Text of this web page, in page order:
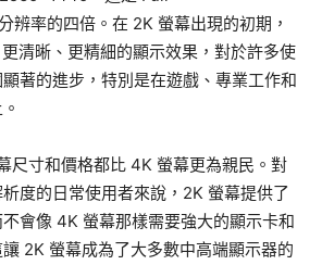
辨率的四倍。在 2K 螢幕出現的初期，
清晰、更精細的顯示效果，對於許多使
著的進步，特別是在遊戲、專業工作和
尺寸和價格都比 4K 螢幕更為親民。對
度的日常使用者來說，2K 螢幕提供了
會像 4K 螢幕那樣需要強大的顯示卡和
2K 螢幕成為了大多數中高端顯示器的